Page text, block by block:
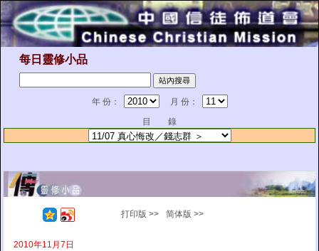
每日靈修小品
年 份：
月 份：
目 錄
打印版 >> 简体版 >>
2010年11月7日